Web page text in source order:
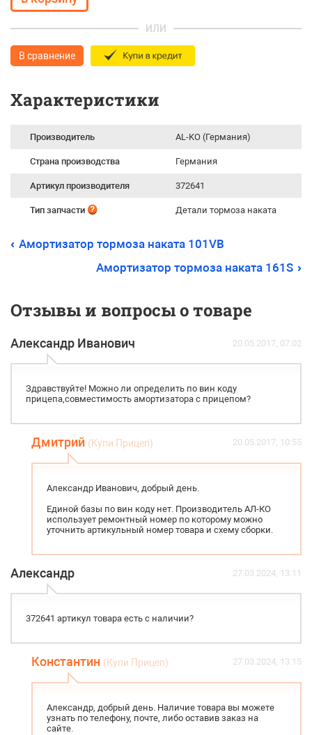
ИЛИ
В сравнение
Характеристики
Производитель AL-KO (Германия)
Страна производства Германия
Артикул производителя 372641
Тип запчасти Детали тормоза наката
Амортизатор тормоза наката 101VB
Амортизатор тормоза наката 161S
Отзывы и вопросы о товаре
Александр Иванович 20.05.2017, 07:02
Здравствуйте! Можно ли определить по вин коду
прицепа,совместимость амортизатора с прицепом?
Дмитрий (Купи Прицеп) 20.05.2017, 10:55
Александр Иванович, добрый день.
Единой базы по вин коду нет. Производитель АЛ-КО
использует ремонтный номер по которому можно
уточнить артикульный номер товара и схему сборки.
Александр 27.03.2024, 13:11
372641 артикул товара есть с наличии?
Константин (Купи Прицеп) 27.03.2024, 13:15
Александр, добрый день. Наличие товара вы можете
узнать по телефону, почте, либо оставив заказ на
сайте.